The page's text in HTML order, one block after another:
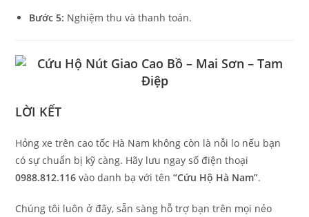
Bước 5: Nghiệm thu và thanh toán.
LỜI KẾT
Hỏng xe trên cao tốc Hà Nam không còn là nỗi lo nếu bạn
có sự chuẩn bị kỹ càng. Hãy lưu ngay số điện thoại
0988.812.116 vào danh bạ với tên“Cứu Hộ Hà Nam”.
Chúng tôi luôn ở đây, sẵn sàng hỗ trợ bạn trên mọi nẻo